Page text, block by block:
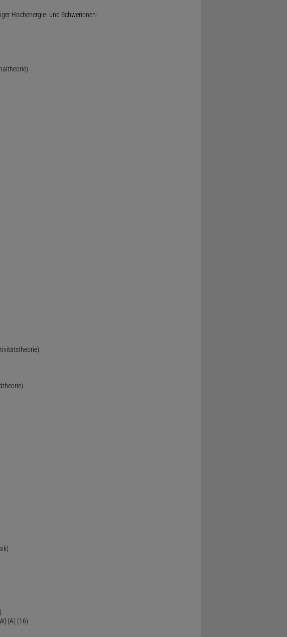
Hochenergie- und Schwerionen-
(A) (16)